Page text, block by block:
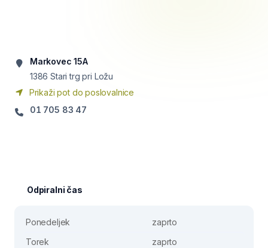
Markovec 15A
1386 Stari trg pri Ložu
Prikaži pot do poslovalnice
01 705 83 47
Odpiralni čas
Ponedeljek
zaprto
Torek
zaprto